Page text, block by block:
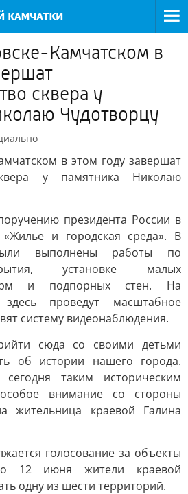
Камчатском в
сквера у
Чудотворцу
в этом году завершат
у памятника Николаю
президента России в
«Жилье и городская среда». В
выполнены работы по
установке малых
и подпорных стен. На
проведут масштабное
систему видеонаблюдения.
сюда со своими детьми
об истории нашего города.
таким историческим
внимание со стороны
жительница краевой Галина
голосование за объекты
до 12 июня жители краевой
одну из шести территорий.